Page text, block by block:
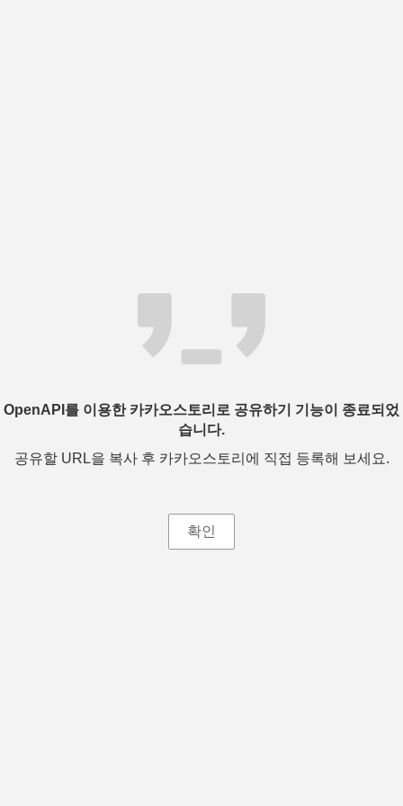
OpenAPI를 이용한 카카오스토리로 공유하기 기능이 종료되었
습니다.
공유할 URL을 복사 후 카카오스토리에 직접 등록해 보세요.
확인